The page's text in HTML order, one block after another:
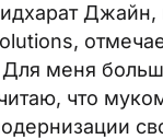
Джайн,
Для меня
что